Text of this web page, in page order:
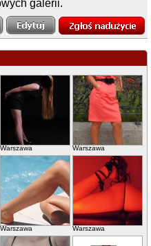
galerii.
Warszawa Warszawa
Warszawa Warszawa